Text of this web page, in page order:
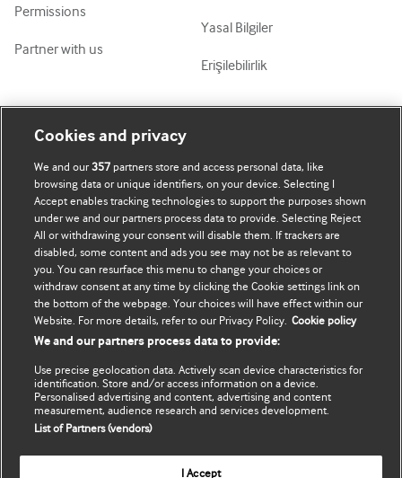
Permissions
Partner with us
Yasal Bilgiler
Erişilebilirlik
Mənim Hesabım
Abunə ol
Məlumatlarımı yenilə
BMJ company
BMJ Best Practice
BMJ Masterclasses
BMJ onExamination
BMJ Portfolio
BMJ Journals
Cookies and privacy
We and our357 partners store and access personal data, like
browsing data or unique identifiers, on your device. Selecting I
Accept enables tracking technologies to support the purposes shown
under we and our partners process data to provide. Selecting Reject
All or withdrawing your consent will disable them. If trackers are
disabled, some content and ads you see may not be as relevant to
you. You can resurface this menu to change your choices or
withdraw consent at any time by clicking the Cookie settings link on
the bottom of the webpage. Your choices will have effect within our
Website. For more details, refer to our Privacy Policy. Cookie policy
We and our partners process data to provide:
Use precise geolocation data. Actively scan device characteristics for
identification. Store and/or access information on a device.
Personalised advertising and content, advertising and content
measurement, audience research and services development.
List of Partners (vendors)
I Accept